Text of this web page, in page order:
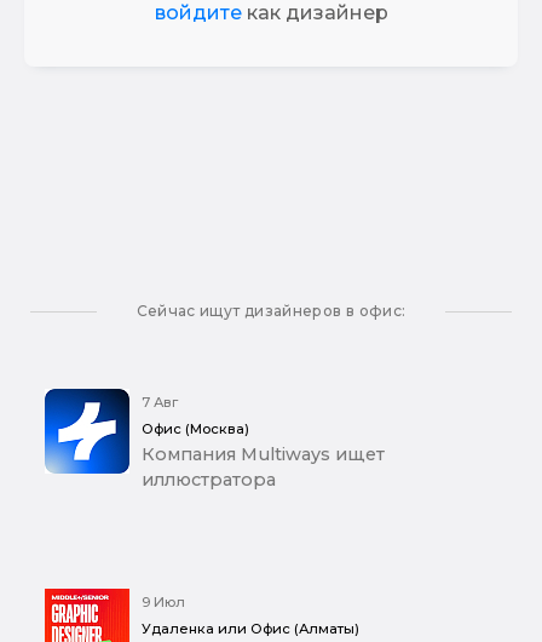
войдитекак дизайнер
Сейчас ищут дизайнеров в офис:
7 Авг
Офис (Москва)
Компания Multiways ищет
иллюстратора
9 Июл
Удаленка или Офис (Алматы)